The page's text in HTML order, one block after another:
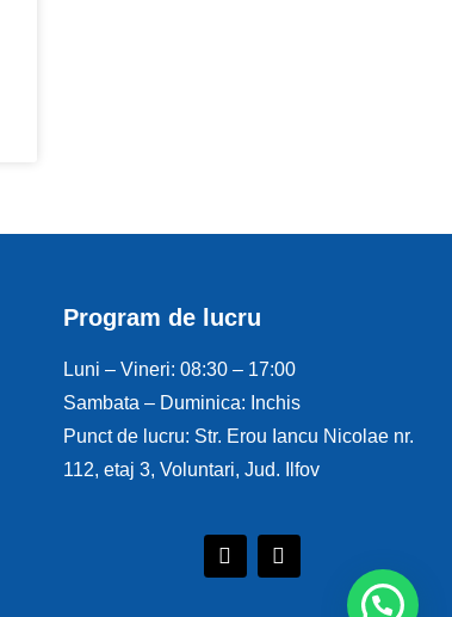
Program de lucru
Luni – Vineri: 08:30 – 17:00
Sambata – Duminica: Inchis
Punct de lucru: Str. Erou Iancu Nicolae nr.
112, etaj 3, Voluntari, Jud. Ilfov